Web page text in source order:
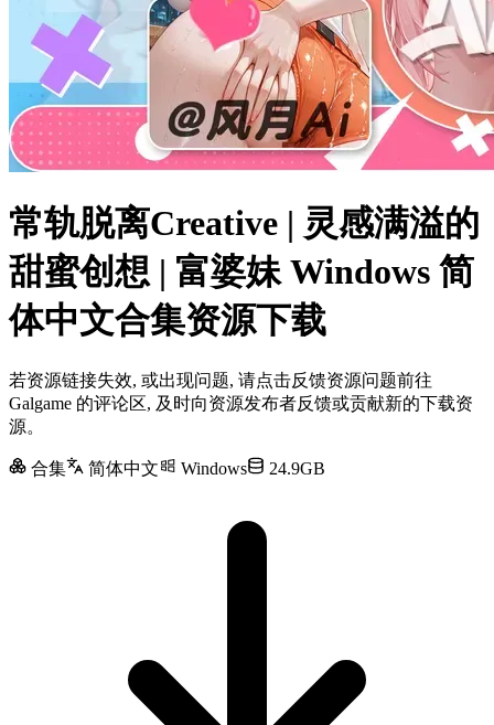
常轨脱离Creative | 灵感满溢的
甜蜜创想 | 富婆妹 Windows 简
体中文合集资源下载
若资源链接失效, 或出现问题, 请点击反馈资源问题前往
Galgame 的评论区, 及时向资源发布者反馈或贡献新的下载资
源。
合集 简体中文 Windows 24.9GB